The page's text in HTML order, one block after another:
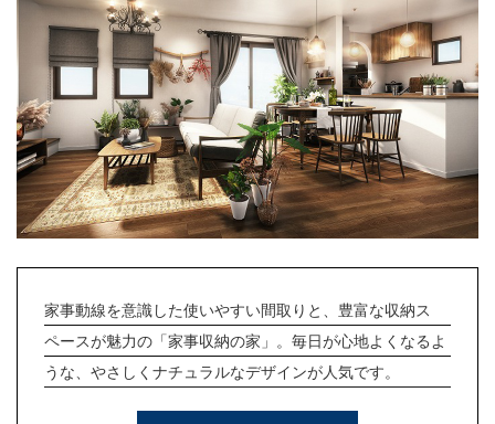
家事動線を意識した使いやすい間取りと、豊富な収納ス
ペースが魅力の「家事収納の家」。毎日が心地よくなるよ
うな、やさしくナチュラルなデザインが人気です。